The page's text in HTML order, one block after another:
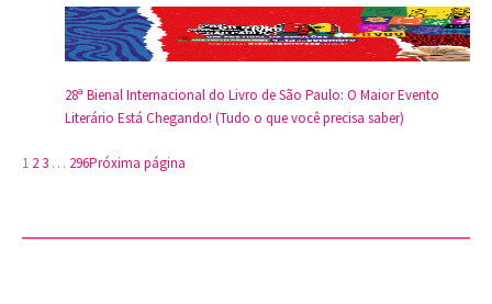
28ª Bienal Internacional do Livro de São Paulo: O Maior Evento
Literário Está Chegando! (Tudo o que você precisa saber)
1 2 3 … 296Próxima página